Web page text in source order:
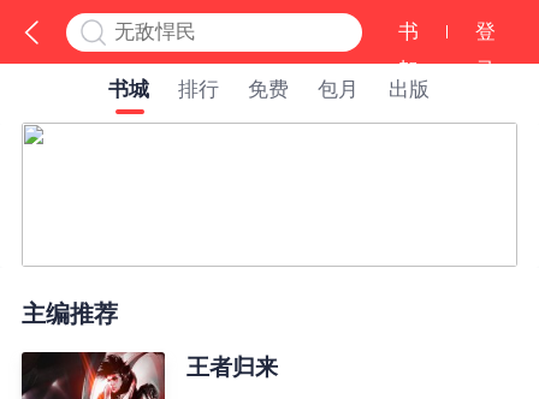
书
架
登
录
书城
排行 免费 包月 出版
主编推荐
王者归来